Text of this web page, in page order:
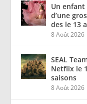
Un
d’une
des le 13
8 Août 2026
SEAL
Netflix le
saisons
8 Août 2026